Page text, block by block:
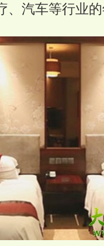
、汽车等行业